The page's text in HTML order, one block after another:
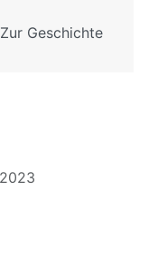
Geschichte